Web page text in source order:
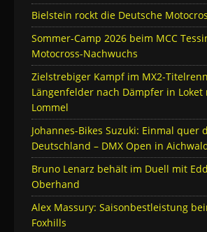
Bielstein rockt die Deutsche
Sommer-Camp 2026 beim MCC
Motocross-Nachwuchs
Zielstrebiger Kampf im MX2-
Längenfelder nach Dämpfer in
Lommel
Johannes-Bikes Suzuki: Einmal quer
Deutschland – DMX Open in
Bruno Lenarz behält im Duell mit
Oberhand
Alex Massury: Saisonbestleistung
Foxhills